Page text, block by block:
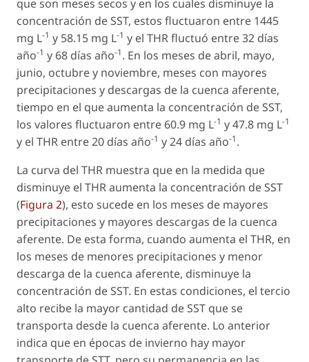
que son meses secos y en los cuales disminuye la
concentración de SST, estos fluctuaron entre 1445
mg L-1 y 58.15 mg L-1 y el THR fluctuó entre 32 días
año-1 y 68 días año-1. En los meses de abril, mayo,
junio, octubre y noviembre, meses con mayores
precipitaciones y descargas de la cuenca aferente,
tiempo en el que aumenta la concentración de SST,
los valores fluctuaron entre 60.9 mg L-1 y 47.8 mg L-1
y el THR entre 20 días año-1 y 24 días año-1.
La curva del THR muestra que en la medida que
disminuye el THR aumenta la concentración de SST
(Figura 2), esto sucede en los meses de mayores
precipitaciones y mayores descargas de la cuenca
aferente. De esta forma, cuando aumenta el THR, en
los meses de menores precipitaciones y menor
descarga de la cuenca aferente, disminuye la
concentración de SST. En estas condiciones, el tercio
alto recibe la mayor cantidad de SST que se
transporta desde la cuenca aferente. Lo anterior
indica que en épocas de invierno hay mayor